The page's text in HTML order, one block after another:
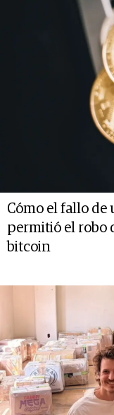
Cómo el fallo
permitió el robo
bitcoin